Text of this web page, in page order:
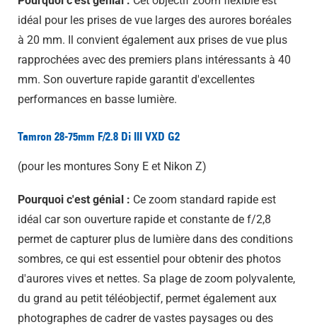
idéal pour les prises de vue larges des aurores boréales
à 20 mm. Il convient également aux prises de vue plus
rapprochées avec des premiers plans intéressants à 40
mm. Son ouverture rapide garantit d'excellentes
performances en basse lumière.
Tamron 28-75mm F/2.8 Di III VXD G2
(pour les montures Sony E et Nikon Z)
Pourquoi c'est génial : Ce zoom standard rapide est
idéal car son ouverture rapide et constante de f/2,8
permet de capturer plus de lumière dans des conditions
sombres, ce qui est essentiel pour obtenir des photos
d'aurores vives et nettes. Sa plage de zoom polyvalente,
du grand au petit téléobjectif, permet également aux
photographes de cadrer de vastes paysages ou des